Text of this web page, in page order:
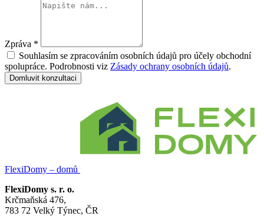
Zpráva *
Souhlasím se zpracováním osobních údajů pro účely obchodní
spolupráce. Podrobnosti viz Zásady ochrany osobních údajů.
Domluvit konzultaci
FlexiDomy – domů
FlexiDomy s. r. o.
Krčmaňská 476,
783 72 Velký Týnec, ČR